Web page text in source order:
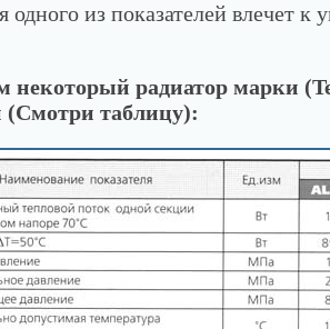
из показателей влечет
некоторый радиатор марки
(Смотри таблицу):